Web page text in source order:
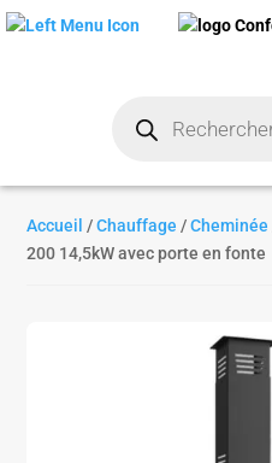
produits
Accueil /Chauffage /Cheminée
200 14,5kW avec porte en fonte